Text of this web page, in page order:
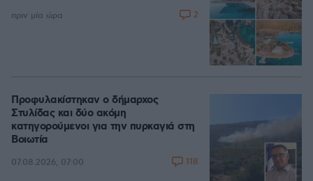
πριν μία ώρα 2
Προφυλακίστηκαν ο δήμαρχος
Στυλίδας και δύο ακόμη
κατηγορούμενοι για την πυρκαγιά στη
Βοιωτία
07.08.2026, 07:00 118